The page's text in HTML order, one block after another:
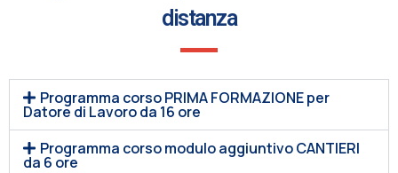
distanza
Programma corso PRIMA FORMAZIONE per
Datore di Lavoro da 16 ore
Programma corso modulo aggiuntivo CANTIERI
da 6 ore